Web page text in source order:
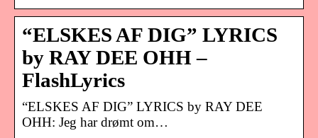
“ELSKES AF DIG” LYRICS
by RAY DEE OHH –
FlashLyrics
“ELSKES AF DIG” LYRICS by RAY DEE
OHH: Jeg har drømt om…